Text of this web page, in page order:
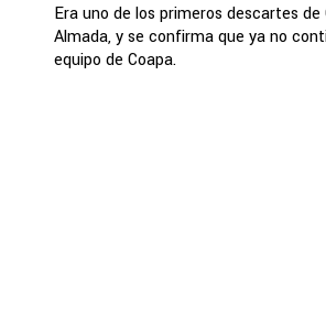
Era uno de los primeros descartes de
Almada, y se confirma que ya no
equipo de Coapa.